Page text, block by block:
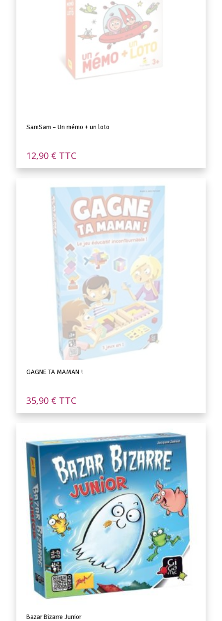
SamSam – Un mémo + un loto
12,90 € TTC
GAGNE TA MAMAN !
35,90 € TTC
Bazar Bizarre Junior